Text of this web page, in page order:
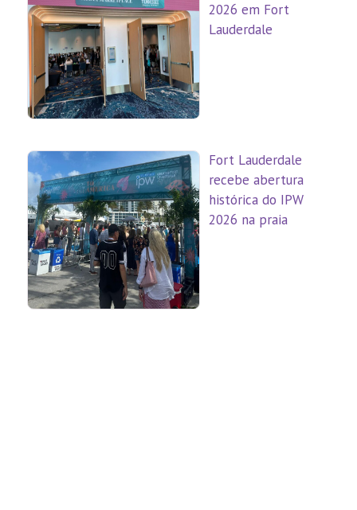
2026 em Fort
Lauderdale
Fort Lauderdale
recebe abertura
histórica do IPW
2026 na praia